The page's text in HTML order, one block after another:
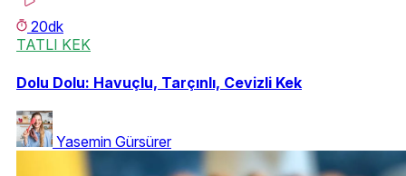
20dk
TATLI KEK
Dolu Dolu: Havuçlu, Tarçınlı, Cevizli Kek
Yasemin Gürsürer